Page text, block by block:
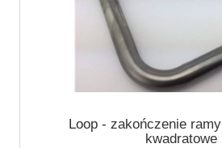
Loop - zakończenie
kwadratowe